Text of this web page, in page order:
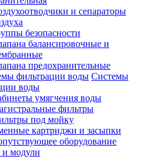
и сепараторы
безопасности
балансировочные и
предохранительные
Системы
воды
умягчения воды
фильтры
под мойку
картриджи и засыпки
оборудование
и модули